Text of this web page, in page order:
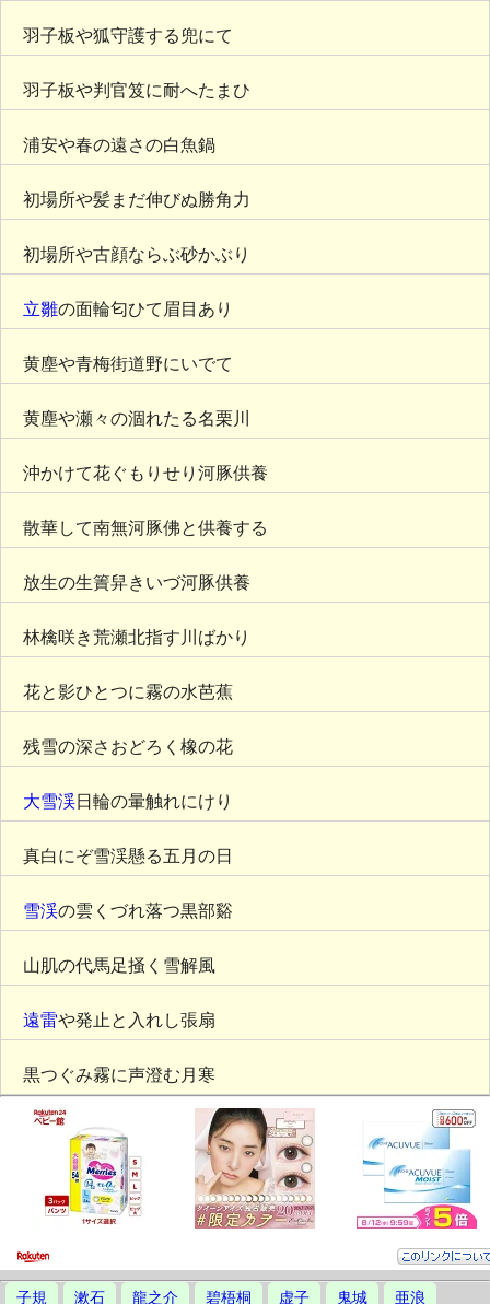
羽子板や狐守護する兜にて
羽子板や判官笈に耐へたまひ
浦安や春の遠さの白魚鍋
初場所や髪まだ伸びぬ勝角力
初場所や古顔ならぶ砂かぶり
立雛の面輪匂ひて眉目あり
黄塵や青梅街道野にいでて
黄塵や瀬々の涸れたる名栗川
沖かけて花ぐもりせり河豚供養
散華して南無河豚佛と供養する
放生の生簀舁きいづ河豚供養
林檎咲き荒瀬北指す川ばかり
花と影ひとつに霧の水芭蕉
残雪の深さおどろく橡の花
大雪渓日輪の暈触れにけり
真白にぞ雪渓懸る五月の日
雪渓の雲くづれ落つ黒部谿
山肌の代馬足掻く雪解風
遠雷や発止と入れし張扇
黒つぐみ霧に声澄む月寒
子規 漱石 龍之介 碧梧桐 虚子 鬼城 亜浪